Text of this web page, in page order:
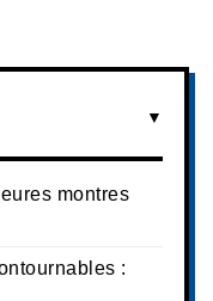
montres
: